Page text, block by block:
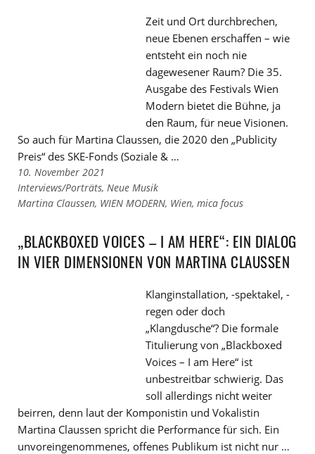
Zeit und Ort durchbrechen,
neue Ebenen erschaffen – wie
entsteht ein noch nie
dagewesener Raum? Die 35.
Ausgabe des Festivals Wien
Modern bietet die Bühne, ja
den Raum, für neue Visionen.
So auch für Martina Claussen, die 2020 den „Publicity
Preis“ des SKE-Fonds (Soziale & …
10. November 2021
Links
zu
Kategorien
Interviews/Porträts, Neue Musik
Links
den
Tags
Martina Claussen, WIEN MODERN, Wien, mica focus
„BLACKBOXED VOICES – I AM HERE“: EIN DIALOG
IN VIER DIMENSIONEN VON MARTINA CLAUSSEN
Klanginstallation, -spektakel, -
regen oder doch
„Klangdusche“? Die formale
Titulierung von „Blackboxed
Voices – I am Here“ ist
unbestreitbar schwierig. Das
soll allerdings nicht weiter
beirren, denn laut der Komponistin und Vokalistin
Martina Claussen spricht die Performance für sich. Ein
unvoreingenommenes, offenes Publikum ist nicht nur …